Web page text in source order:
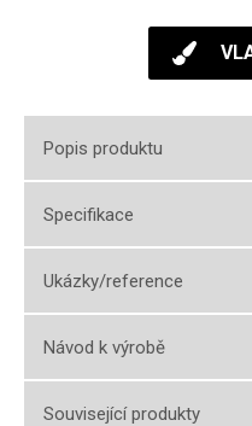
Popis produktu
Specifikace
Ukázky/reference
Návod k výrobě
Související produkty